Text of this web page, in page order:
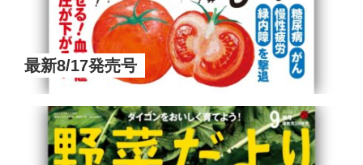
最新8/17発売号